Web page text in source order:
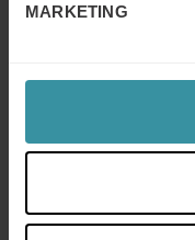
MARKETING